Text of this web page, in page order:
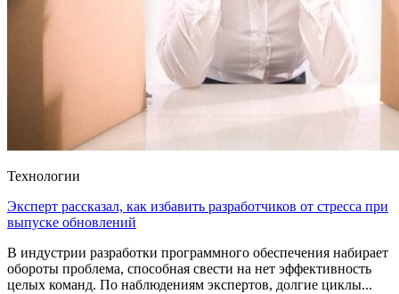
Технологии
Эксперт рассказал, как избавить разработчиков от стресса при
выпуске обновлений
В индустрии разработки программного обеспечения набирает
обороты проблема, способная свести на нет эффективность
целых команд. По наблюдениям экспертов, долгие циклы...